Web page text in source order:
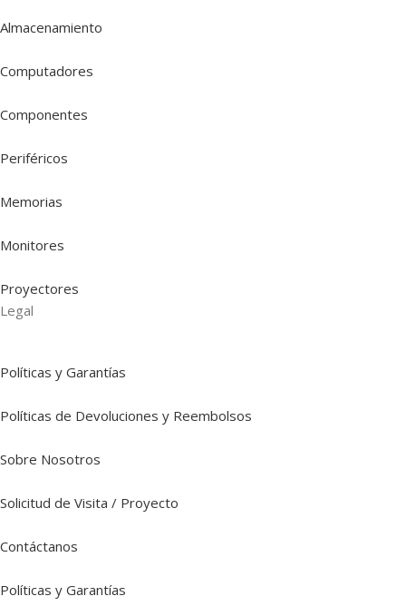
Almacenamiento
Computadores
Componentes
Periféricos
Memorias
Monitores
Proyectores
Legal
Políticas y Garantías
Políticas de Devoluciones y Reembolsos
Sobre Nosotros
Solicitud de Visita / Proyecto
Contáctanos
Políticas y Garantías